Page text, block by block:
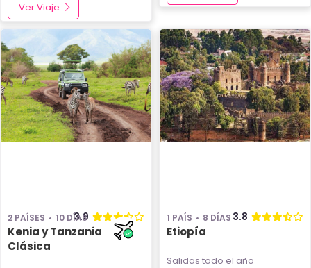
Ver Viaje
2 PAÍSES 10 DÍAS
3.9
Kenia y Tanzania
Clásica
1 PAÍS 8 DÍAS 3.8
Etiopía
Salidas todo el año